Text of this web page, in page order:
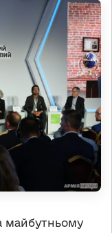
майбутньому